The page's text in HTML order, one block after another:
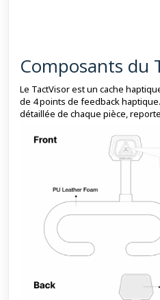
Composants du
Le TactVisor est un cache
de 4 points de feedback
détaillée de chaque pièce,